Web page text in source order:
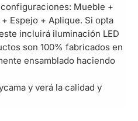
Mueble +
Espejo + Aplique. Si opta
incluirá iluminación LED
son 100% fabricados en
ensamblado haciendo
y verá la calidad y